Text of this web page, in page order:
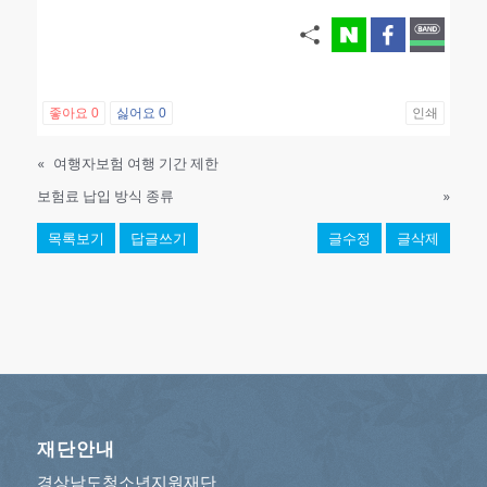
좋아요 0 싫어요 0 인쇄
« 여행자보험 여행 기간 제한
보험료 납입 방식 종류
»
목록보기 답글쓰기 글수정 글삭제
재단안내
경상남도청소년지원재단